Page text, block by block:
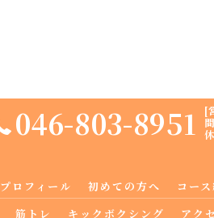
046-803-8951
[
休
ロフィール 初めての方へ コー
筋トレ キックボクシング アク